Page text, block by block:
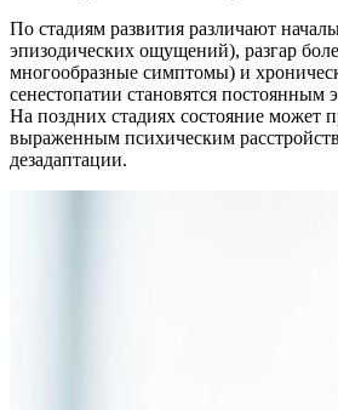
По стадиям развития различают
эпизодических ощущений), разгар
многообразные симптомы) и
сенестопатии становятся постоянным
На поздних стадиях состояние может
выраженным психическим
дезадаптации.